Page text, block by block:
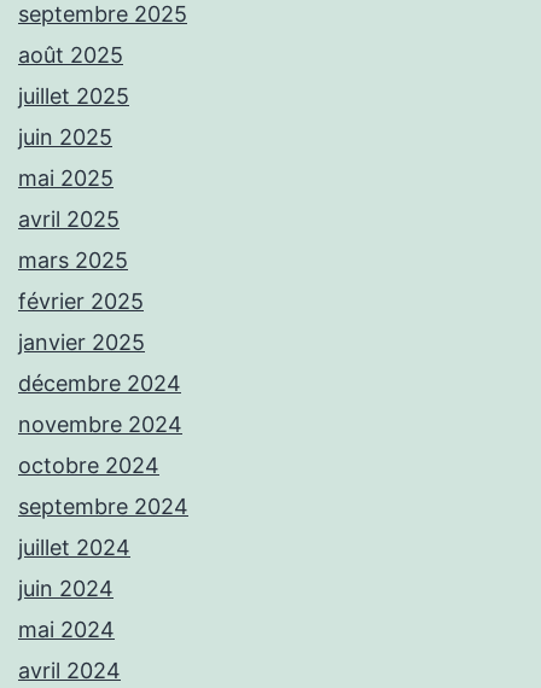
septembre 2025
août 2025
juillet 2025
juin 2025
mai 2025
avril 2025
mars 2025
février 2025
janvier 2025
décembre 2024
novembre 2024
octobre 2024
septembre 2024
juillet 2024
juin 2024
mai 2024
avril 2024